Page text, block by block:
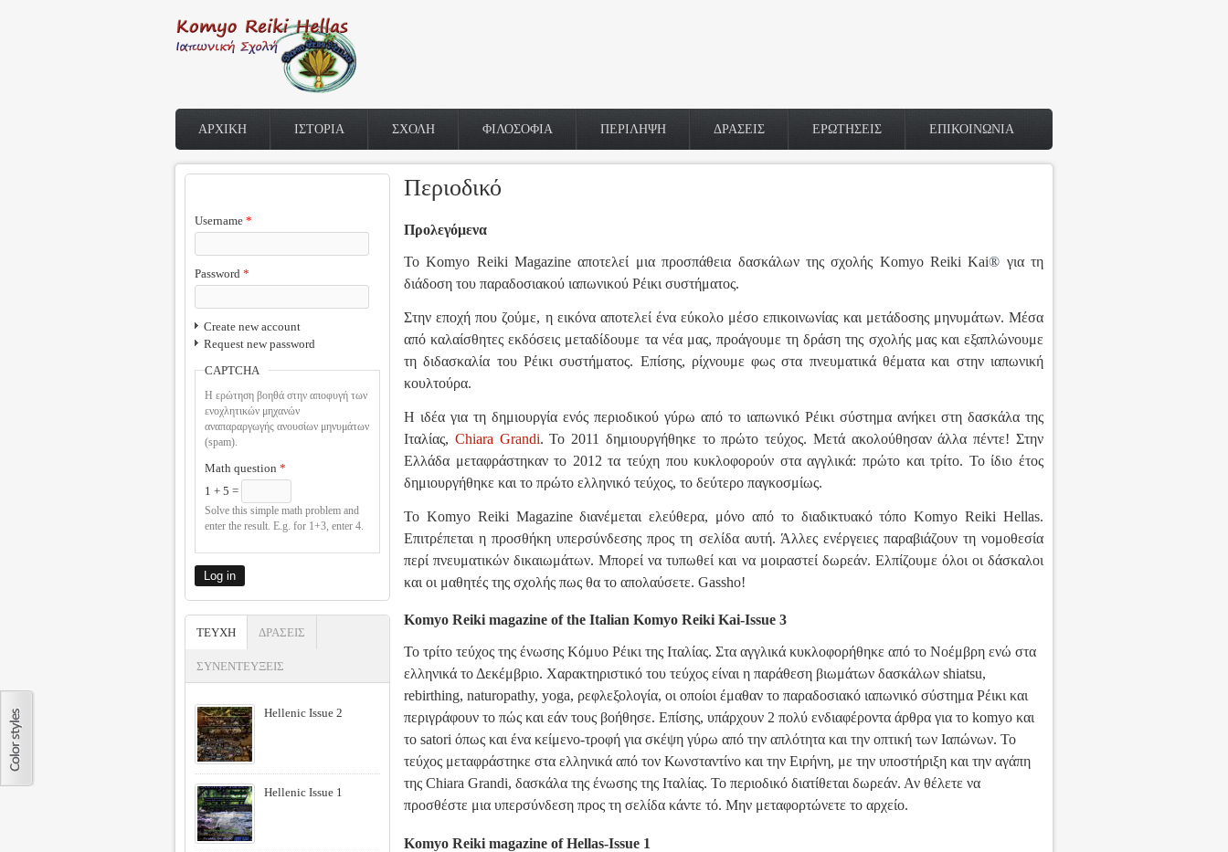
ΑΡΧΙΚΗ ΙΣΤΟΡΙΑ ΣΧΟΛΗ ΦΙΛΟΣΟΦΙΑ ΠΕΡΙΛΗΨΗ ΔΡΑΣΕΙΣ ΕΡΩΤΗΣΕΙΣ ΕΠΙΚΟΙΝΩΝΙΑ
Περιοδικό
Προλεγόμενα
To Komyo Reiki Magazine αποτελεί μια προσπάθεια δασκάλων της σχολής Komyo Reiki Kai® για τη
διάδοση του παραδοσιακού ιαπωνικού Ρέικι συστήματος.
Στην εποχή που ζούμε, η εικόνα αποτελεί ένα εύκολο μέσο επικοινωνίας και μετάδοσης μηνυμάτων. Μέσα
από καλαίσθητες εκδόσεις μεταδίδουμε τα νέα μας, προάγουμε τη δράση της σχολής μας και εξαπλώνουμε
τη διδασκαλία του Ρέικι συστήματος. Επίσης, ρίχνουμε φως στα πνευματικά θέματα και στην ιαπωνική
κουλτούρα.
Η ιδέα για τη δημιουργία ενός περιοδικού γύρω από το ιαπωνικό Ρέικι σύστημα ανήκει στη δασκάλα της
Ιταλίας, Chiara Grandi. Το 2011 δημιουργήθηκε το πρώτο τεύχος. Μετά ακολούθησαν άλλα πέντε! Στην
Ελλάδα μεταφράστηκαν το 2012 τα τεύχη που κυκλοφορούν στα αγγλικά: πρώτο και τρίτο. Το ίδιο έτος
δημιουργήθηκε και το πρώτο ελληνικό τεύχος, το δεύτερο παγκοσμίως.
Το Komyo Reiki Magazine διανέμεται ελεύθερα, μόνο από το διαδικτυακό τόπο Komyo Reiki Hellas.
Επιτρέπεται η προσθήκη υπερσύνδεσης προς τη σελίδα αυτή. Άλλες ενέργειες παραβιάζουν τη νομοθεσία
περί πνευματικών δικαιωμάτων. Μπορεί να τυπωθεί και να μοιραστεί δωρεάν. Ελπίζουμε όλοι οι δάσκαλοι
και οι μαθητές της σχολής πως θα το απολαύσετε. Gassho!
Komyo Reiki magazine of the Italian Komyo Reiki Kai-Issue 3
Το τρίτο τεύχος της ένωσης Κόμυο Ρέικι της Ιταλίας. Στα αγγλικά κυκλοφορήθηκε από το Νοέμβρη ενώ στα
ελληνικά το Δεκέμβριο. Χαρακτηριστικό του τεύχος είναι η παράθεση βιωμάτων δασκάλων shiatsu,
rebirthing, naturopathy, yoga, ρεφλεξολογία, οι οποίοι έμαθαν το παραδοσιακό ιαπωνικό σύστημα Ρέικι και
περιγράφουν το πώς και εάν τους βοήθησε. Επίσης, υπάρχουν 2 πολύ ενδιαφέροντα άρθρα για το komyo και
το satori όπως και ένα κείμενο-τροφή για σκέψη γύρω από την απλότητα και την οπτική των Ιαπώνων. Το
τεύχος μεταφράστηκε στα ελληνικά από τον Κωνσταντίνο και την Ειρήνη, με την υποστήριξη και την αγάπη
της Chiara Grandi, δασκάλα της ένωσης της Ιταλίας. Το περιοδικό διατίθεται δωρεάν. Αν θέλετε να
προσθέστε μια υπερσύνδεση προς τη σελίδα κάντε τό. Μην μεταφορτώνετε το αρχείο.
Komyo Reiki magazine of Hellas-Issue 1
Username *
Password *
Create new account
Request new password
CAPTCHA
Η ερώτηση βοηθά στην αποφυγή των
ενοχλητικών μηχανών
αναπαραργωγής ανουσίων μηνυμάτων
(spam).
Math question *
1 + 5 =
Solve this simple math problem and
enter the result. E.g. for 1+3, enter 4.
ΤΕΥΧΗ (ACTIVE TAB)
ΔΡΑΣΕΙΣ
ΣΥΝΕΝΤΕΥΞΕΙΣ
Hellenic Issue 2
Hellenic Issue 1